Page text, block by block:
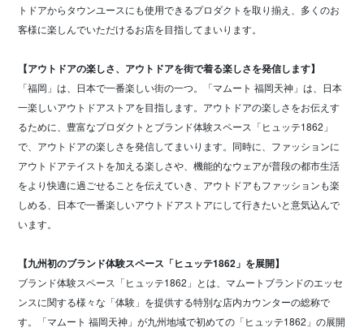
トドアからタウンユースにも使用できるプロダクトを取り揃え、多くのお
客様に楽しんでいただけるお店を目指してまいります。
【アウトドアの楽しさ、アウトドアを街で着る楽しさを発信します】
「福岡」は、日本で一番楽しい街の一つ。「マムート 福岡天神」は、日本
一楽しいアウトドアストアを目指します。アウトドアの楽しさをお伝えす
るために、豊富なプロダクトとブランド体験スペース「ヒュッテ1862」
で、アウトドアの楽しさを発信してまいります。同時に、ファッションに
アウトドアテイストを加える楽しさや、機能的なウェアが普段の都市生活
をより快適に過ごせることを伝えていき、アウトドアもファッションも楽
しめる、日本で一番楽しいアウトドアストアにして行きたいと意気込んで
います。
【九州初のブランド体験スペース「ヒュッテ1862」を展開】
ブランド体験スペース「ヒュッテ1862」とは、マムートブランドのエッセ
ンスに関する様々な「体験」を提供する特別な店内カウンターの総称で
す。「マムート 福岡天神」が九州地域で初めての「ヒュッテ1862」の展開